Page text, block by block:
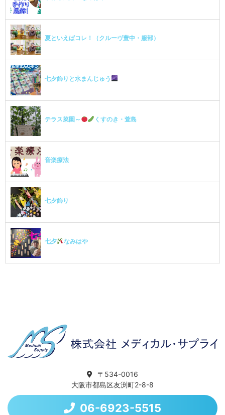
夏といえばコレ！（クルーヴ豊中・服部）
七夕飾りと水まんじゅう
テラス菜園～ くすのき・萱島
音楽療法
七夕飾り
七夕 なみはや
〒534-0016
大阪市都島区友渕町2-8-8
06-6923-5515